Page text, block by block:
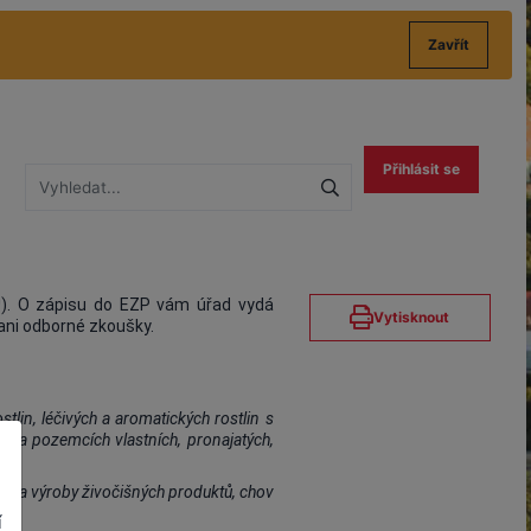
Zavřít
Přihlásit se
Vytisknout
O zápisu do EZP vám úřad vydá
odborné zkoušky.
léčivých a aromatických rostlin s
pozemcích vlastních, pronajatých,
a výroby živočišných produktů, chov